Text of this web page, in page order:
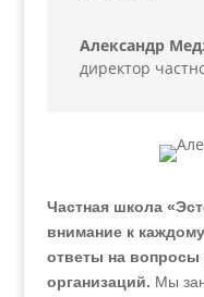
Александр
директор
Частная школа
внимание к
ответы на
организаций. Мы